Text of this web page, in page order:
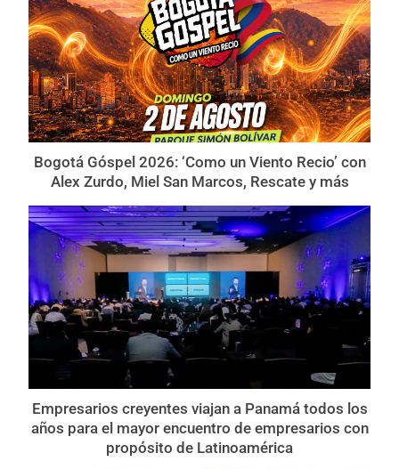
Bogotá Góspel 2026: ‘Como un Viento Recio’ con
Alex Zurdo, Miel San Marcos, Rescate y más
Empresarios creyentes viajan a Panamá todos los
años para el mayor encuentro de empresarios con
propósito de Latinoamérica